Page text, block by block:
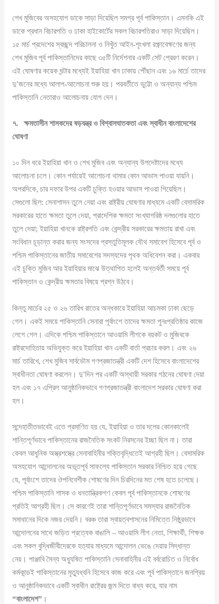
শেখ মুজিবের অসহযোগ ডাকে সাড়া দিয়েছিল সমগ্র পূর্ব পাকিস্তান। এমনকি এই
ডাকে প্রধান বিচারপতি ও ঢাকা হাইকোর্টের সকল বিচারপতিরাও সাড়া দিয়েছিল।
১৫ মার্চ প্রদেশের স্বচ্ছন্দ পরিচালনা ও নিখুঁত আইন-শৃংখলা রক্ষ্ণাবেক্ষণের জন্য
শেখ মুজিব পূর্ব পাকিস্তানিদের কাছে ৩৫টি নির্দেশনার একটি সেট প্রেরণ করেন।
এই ঘোষণার কয়েক ঘন্টার মধ্যেই ইয়াহিয়া খান ঢাকায় পৌঁছান এবং ১৬ মার্চে তাদের
দু’জনের মধ্যে আলাপ-আলোচনা শুরু হয়। পরবর্তীতে ভুট্টো ও অন্যান্য পশ্চিম
পাকিস্তানি নেতারাও আলোচনায় যোগ দেন।
৭.ক্ষমতাসীন শাসকদের ষড়যন্ত্র ও বিশ্বাসঘাতকতা এবং স্বাধীন বাংলাদেশের
ঘোষণা
১০ দিন ধরে ইয়াহিয়া খান ও শেখ মুজিব এবং অন্যান্য উপদেষ্টাদের মধ্যে
আলোচনা চলে। কোন পর্যায়েই আলোচনা থামার কোন আভাস পাওয়া যায়নি।
অপরদিকে, চার দফার উপর একটি চুক্তি হওয়ার আভাস পাওয়া গিয়েছিল।
সেগুলো ছিল: সেনাশাসন তুলে নেয়া এবং রাষ্ট্রীয় ঘোষণার মাধ্যমে একটি বেসামরিক
সরকারের হাতে ক্ষমতা তুলে দেয়া, প্রাদেশিক ক্ষমতা সংখ্যাগরিষ্ঠ দলগুলোর হাতে
তুলে দেয়া; ইয়াহিয়া খানকে রাষ্ট্রপতি এবং কেন্দ্রীয় সরকারের ক্ষমতায় রাখা এবং
সংবিধান চূড়ান্ত করার জন্য সংসদের প্রস্তুতিমূলক যৌথ সমাবেশ হিসেবে পূর্ব ও
পশ্চিম পাকিস্তানের জাতীয় সমাবেশের সদস্যদের পৃথক অধিবেশন করা। একবার
এই চুক্তি মুজিব আর ইয়াহিয়ার মাঝে উত্থাপিত হলেই অন্তর্বর্তী সময়ে পূর্ব
পাকিস্তান ও কেন্দ্রীয় ক্ষমতার বিষয়ে প্রশ্ন উঠবে।
কিন্তু মার্চের ২৫ ও ২৬ তারিখ রাতের অন্ধকারে ইয়াহিয়া আচমকা ঢাকা ছেড়ে
গেল। একই সময়ে পাকিস্তানি সেনারা পূর্বাংশে তাদের ক্ষমতা পুনঃপ্রতিষ্ঠার কাজে
লেগে গেল। এদিকে পশ্চিম পাকিস্তানে আওয়ামি লীগকে বয়কট ও মুজিবকে
রাষ্ট্রদোহিতায় অভিযুক্ত করে ইয়াহিয়া খান একটি বার্তা প্রচার করল। এবং ২৬
মার্চ তারিখে, শেখ মুজিব সার্বভৌম গণপ্রজাতন্ত্রী একটি দেশ হিসেবে বাংলাদেশের
স্বাধীনতা ঘোষণা করলেন। দু’দিন পর একটি অস্থায়ী সরকার গঠনের ঘোষণা দেয়া
হল এবং ১৭ এপ্রিল আনুষ্ঠানিকভাবে গণপ্রজাতন্ত্রী বাংলাদেশ সরকার ঘোষণা করা
হল।
সন্দেহাতীতভাবেই এতে প্রমাণিত হয় যে, ইয়াহিয়া ও তার দলের কোনকালেই
শান্তিপূর্ণভাবে পাকিস্তানের রাজনৈতিক সংকট নিরসনের ইচ্ছা ছিল না। তারা
কেবল আধুনিক অস্ত্রশস্ত্রে সেনাবাহিনীর শক্তিবৃদ্ধিতেই আগ্রহী ছিল। বেসামরিক
অসহযোগ আন্দোলনের অভূতপূর্ব সাফল্যে পাকিস্তান সরকার নিশ্চিত হয়ে গেছে
যে, পূর্বাংশে তাদের ঔপনিবেশীক শোষণের দিন চিরদিনের মত শেষ হতে চলেছে।
পশ্চিম পাকিস্তানি শাসক ও ধনতান্ত্রিকগণ কেবল পূর্ব পাকিস্তানকে শোষণের
প্রতিই আগ্রহী ছিল। সে কারণেই তারা শান্তিপূর্ণভাবে সমস্যার রাজনৈতিক
সমাধানের দিকে নজর দেয়নি। বরঞ্চ তারা স্বায়ত্বশাসনের নিমিত্তে নিষ্ঠুরভাবে
আন্দোলনের সাথে জড়িত প্রত্যেক বাঙালি – আওয়ামি লীগ নেতা, শিক্ষার্থী, শিক্ষক
এবং সকল বুদ্ধিজীবীদেরকে হত্যার মাধ্যমে আন্দোলন ভেঙে দেয়ার সিদ্ধান্ত
নেয়। পাঞ্জাবি সৈন্য অধ্যুষিত পাকিস্তানি সেনাবাহিনীর এই বর্বরোচিত ও নির্বোধ
কর্মকান্ডই পাকিস্তানের মৃত্যুধ্বনি হিসেবে কাজ করে এবং পূর্ব পাকিস্তানে জনপ্রিয়
ও আনুষ্ঠানিকভাবে একটি স্বাধীন রাষ্ট্রের জন্ম দিতে বাধ্য করে, যার নাম
“বাংলাদেশ” ।